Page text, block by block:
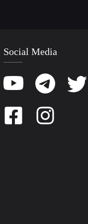
Social Media